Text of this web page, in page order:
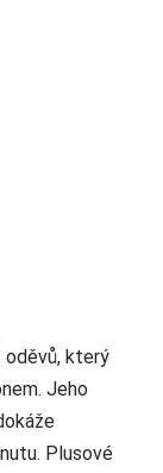
oděvů, který
Jeho
Plusové